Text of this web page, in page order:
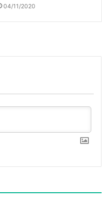
04/11/2020